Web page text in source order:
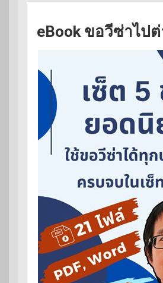
eBook ขอวีซ่าไปต่